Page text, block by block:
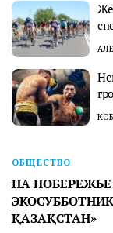
ОБЩЕСТВО
НА
ҚАЗАҚСТАН»